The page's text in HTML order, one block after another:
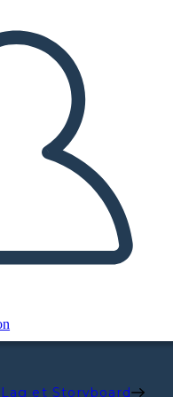
Lag et Storyboard